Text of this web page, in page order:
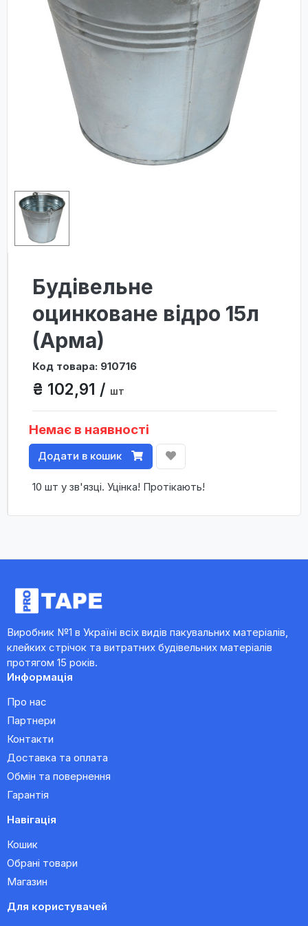
Будівельне
оцинковане відро 15л
(Арма)
Код товара: 910716
₴ 102,91 / шт
Немає в наявності
Додати в кошик
10 шт у зв'язці. Уцінка! Протікають!
Виробник №1 в Україні всіх видів пакувальних матеріалів,
клейких стрічок та витратних будівельних матеріалів
протягом 15 років.
Информація
Про нас
Партнери
Контакти
Доставка та оплата
Обмін та повернення
Гарантія
Навігація
Кошик
Обрані товари
Магазин
Для користувачей